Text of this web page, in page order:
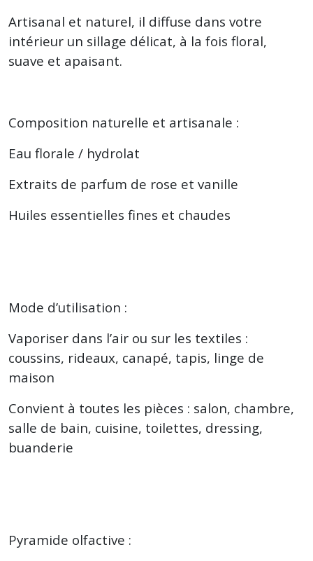
Artisanal et naturel, il diffuse dans votre
intérieur un sillage délicat, à la fois floral,
suave et apaisant.
Composition naturelle et artisanale :
Eau florale / hydrolat
Extraits de parfum de rose et vanille
Huiles essentielles fines et chaudes
Mode d’utilisation :
Vaporiser dans l’air ou sur les textiles :
coussins, rideaux, canapé, tapis, linge de
maison
Convient à toutes les pièces : salon, chambre,
salle de bain, cuisine, toilettes, dressing,
buanderie
Pyramide olfactive :